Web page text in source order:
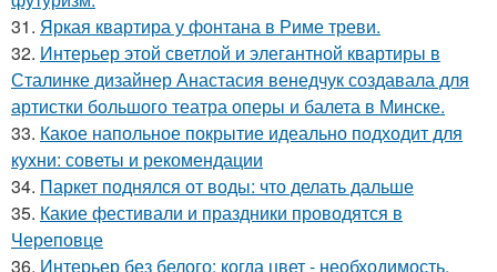
31. Яркая квартира у фонтана в Риме треви.
32. Интерьер этой светлой и элегантной квартиры в
Сталинке дизайнер Анастасия венедчук создавала для
артистки большого театра оперы и балета в Минске.
33. Какое напольное покрытие идеально подходит для
кухни: советы и рекомендации
34. Паркет поднялся от воды: что делать дальше
35. Какие фестивали и праздники проводятся в
Череповце
36. Интерьер без белого: когда цвет - необходимость.